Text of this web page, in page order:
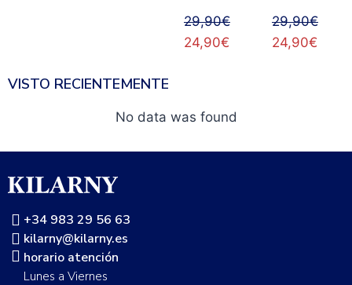
29,90€
24,90€
29,90€
24,90€
VISTO RECIENTEMENTE
No data was found
+34 983 29 56 63
kilarny@kilarny.es
horario atención
Lunes a Viernes